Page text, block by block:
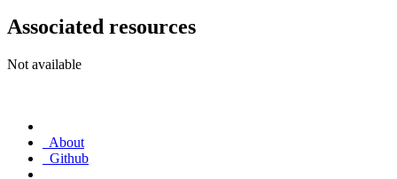
Associated resources
Not available
About
Github